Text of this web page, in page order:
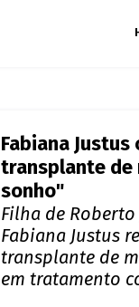
Fabiana Justus
transplante de
sonho"
Filha de Roberto
Fabiana Justus
transplante de
em tratamento